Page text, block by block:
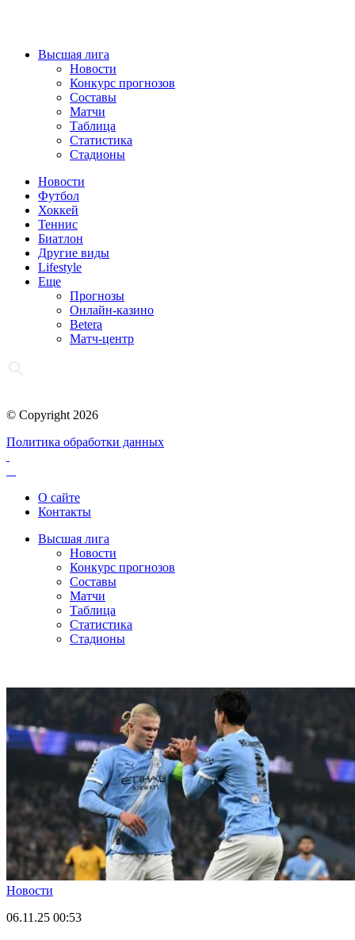
Высшая лига
Новости
Конкурс прогнозов
Составы
Матчи
Таблица
Статистика
Стадионы
Новости
Футбол
Хоккей
Теннис
Биатлон
Другие виды
Lifestyle
Еще
Прогнозы
Онлайн-казино
Betera
Матч-центр
© Copyright 2026
Политика обработки данных
О сайте
Контакты
Высшая лига
Новости
Конкурс прогнозов
Составы
Матчи
Таблица
Статистика
Стадионы
Новости
06.11.25 00:53